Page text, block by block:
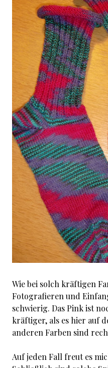
Wie bei solch kräftigen
Fotografieren und
schwierig. Das Pink ist
kräftiger, als es hier auf
anderen Farben sind
Auf jeden Fall freut es